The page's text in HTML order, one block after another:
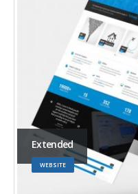
Extended
WEBSITE